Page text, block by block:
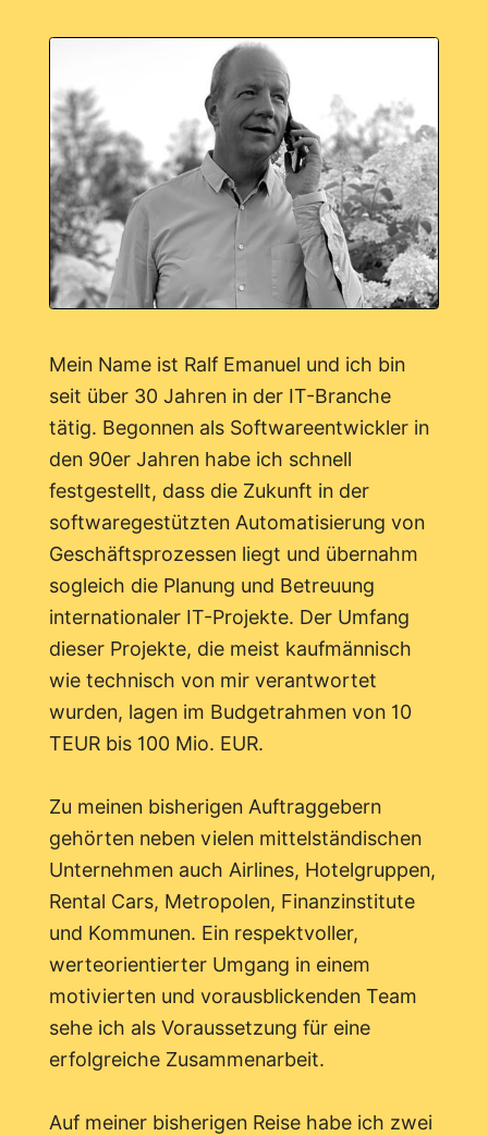
Mein Name ist Ralf Emanuel und ich bin
seit über 30 Jahren in der IT-Branche
tätig. Begonnen als Softwareentwickler in
den 90er Jahren habe ich schnell
festgestellt, dass die Zukunft in der
softwaregestützten Automatisierung von
Geschäftsprozessen liegt und übernahm
sogleich die Planung und Betreuung
internationaler IT-Projekte. Der Umfang
dieser Projekte, die meist kaufmännisch
wie technisch von mir verantwortet
wurden, lagen im Budgetrahmen von 10
TEUR bis 100 Mio. EUR.
Zu meinen bisherigen Auftraggebern
gehörten neben vielen mittelständischen
Unternehmen auch Airlines, Hotelgruppen,
Rental Cars, Metropolen, Finanzinstitute
und Kommunen. Ein respektvoller,
werteorientierter Umgang in einem
motivierten und vorausblickenden Team
sehe ich als Voraussetzung für eine
erfolgreiche Zusammenarbeit.
Auf meiner bisherigen Reise habe ich zwei